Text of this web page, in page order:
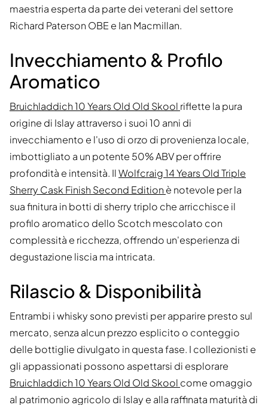
maestria esperta da parte dei veterani del settore
Richard Paterson OBE e Ian Macmillan.
Invecchiamento & Profilo
Aromatico
Bruichladdich 10 Years Old Old Skool riflette la pura
origine di Islay attraverso i suoi 10 anni di
invecchiamento e l'uso di orzo di provenienza locale,
imbottigliato a un potente 50% ABV per offrire
profondità e intensità. IlWolfcraig 14 Years Old Triple
Sherry Cask Finish Second Edition è notevole per la
sua finitura in botti di sherry triplo che arricchisce il
profilo aromatico dello Scotch mescolato con
complessità e ricchezza, offrendo un'esperienza di
degustazione liscia ma intricata.
Rilascio & Disponibilità
Entrambi i whisky sono previsti per apparire presto sul
mercato, senza alcun prezzo esplicito o conteggio
delle bottiglie divulgato in questa fase. I collezionisti e
gli appassionati possono aspettarsi di esplorare
Bruichladdich 10 Years Old Old Skool come omaggio
al patrimonio agricolo di Islay e alla raffinata maturità di